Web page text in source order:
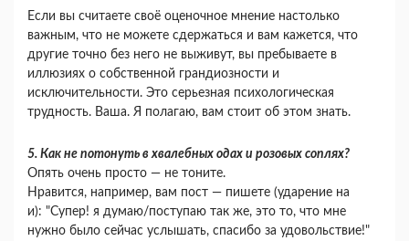
Если вы считаете своё оценочное мнение настолько
важным, что не можете сдержаться и вам кажется, что
другие точно без него не выживут, вы пребываете в
иллюзиях о собственной грандиозности и
исключительности. Это серьезная психологическая
трудность. Ваша. Я полагаю, вам стоит об этом знать.
5. Как не потонуть в хвалебных одах и розовых соплях?
Опять очень просто — не тоните.
Нравится, например, вам пост — пишете (ударение на
и): "Супер! я думаю/поступаю так же, это то, что мне
нужно было сейчас услышать, спасибо за удовольствие!"